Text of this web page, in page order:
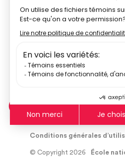
© Copyright 2026 École
Conditions générales